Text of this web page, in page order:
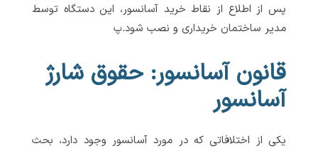
پس از اطلاع از نقاط خرید آسانسور، این دستگاه توسط
مدیر ساختمان خریداری و نصب شود.پ
قانون آسانسور: حقوق شارژ
آسانسور
یکی از اختلافاتی که در مورد آسانسور وجود دارد، بحث